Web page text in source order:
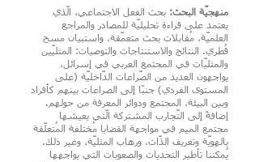
منهجيّة البحث: بحث الفعل الاجتماعي، الّذي
يعتمد على قراءة تحليليّة للمصادر والمراجع
العلميّة، مُقابلات بحث متعمّقة، واستبيان مسح
قُطري. النتائج والاستنتاجات والتوصيات: المثليّين
والمثليّات في المجتمع العربي في إسرائل،
يواجهون العديد من الصّراعات الدّاخليّة (على
المستوى الفردي) جنبًا إلى الصراعات بينهم كأفراد
وبين البيئة، المجتمع ودوائر المعرفة من حولهم.
إضافةً إلى التّجارب المشتركة الّتي يعيشها
مجتمع الميم في مواجهة القضايا مُختلفة المُتعلّقة
بالهويّة وتعريف الذّات، ورهاب المثليّة، وغير ذلك.
يُمكننا تأطير التحديات والصعوبات التي يواجهها